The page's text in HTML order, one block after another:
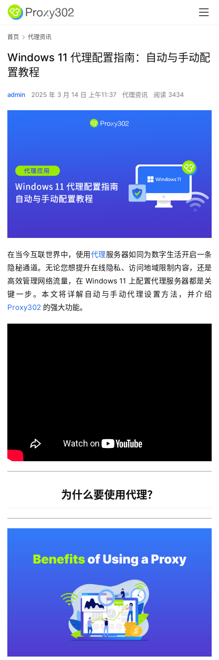
首页 代理资讯
Windows 11 代理配置指南：自动与手动配
置教程
admin 2025 年 3 月 14 日 上午11:37 代理资讯 阅读 3434
在当今互联世界中，使用代理服务器如同为数字生活开启一条
隐秘通道。无论您想提升在线隐私、访问地域限制内容，还是
高效管理网络流量，在 Windows 11 上配置代理服务器都是关
Proxy302 的强大功能。
为什么要使用代理？